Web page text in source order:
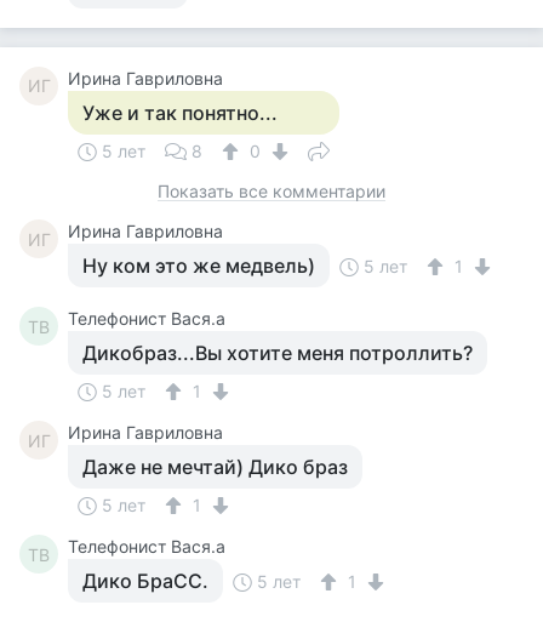
ИГ Ирина Гавриловна
Уже и так понятно...
5 лет 8
0
Показать все комментарии
ИГ Ирина Гавриловна
Ну ком это же медвель) 5 лет 1
ТВ Телефонист Вася.а
Дикобраз...Вы хотите меня потроллить?
5 лет 1
ИГ Ирина Гавриловна
Даже не мечтай) Дико браз
5 лет 1
ТВ Телефонист Вася.а
Дико БраСС. 5 лет 1